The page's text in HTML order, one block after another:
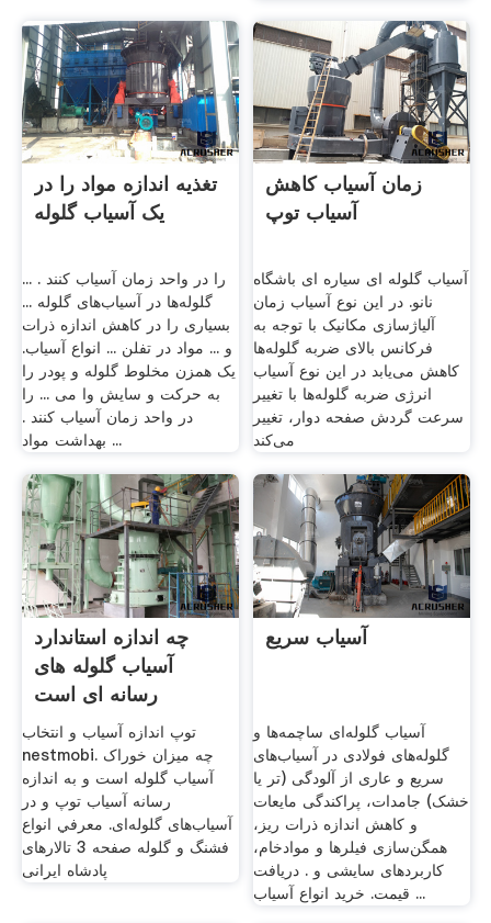
تغذیه اندازه مواد را در
یک آسیاب گلوله
را در واحد زمان آسیاب کنند . ...
گلوله‌ها در آسیاب‌های گلوله ...
بسیاری را در كاهش اندازه ذرات
و ... مواد در تفلن ... انواع آسیاب.
یک همزن مخلوط گلوله و پودر را
به حرکت و سایش وا می ... را
در واحد زمان آسیاب کنند .
بهداشت مواد ...
زمان آسیاب کاهش
آسیاب توپ
آسیاب گلوله ای سیاره ای باشگاه
نانو. در این نوع آسیاب زمان
آلیاژسازی مکانیک با توجه به
فرکانس بالای ضربه گلوله‌ها
کاهش می‌یابد در این نوع آسیاب
انرژی ضربه گلوله‌ها با تغییر
سرعت گردش صفحه دوار، تغییر
می‌کند
چه اندازه استاندارد
آسیاب گلوله های
رسانه ای است
توپ اندازه آسیاب و انتخاب
nestmobi. چه میزان خوراک
آسیاب گلوله است و به اندازه
رسانه آسیاب توپ و در
آسیاب‌های گلوله‌ای. معرفي انواع
فشنگ و گلوله صفحه 3 تالارهای
پادشاه ایرانی
آسیاب سریع
آسیاب گلوله‌ای ساچمه‌ها و
گلوله‌های فولادی در آسیاب‌های
سریع و عاری از آلودگی (تر یا
خشک) جامدات، پراکندگی مایعات
و کاهش اندازه ذرات ریز،
همگن‌سازی فیلرها و موادخام،
کاربردهای سایشی و . دریافت
قیمت. خرید انواع آسیاب ...